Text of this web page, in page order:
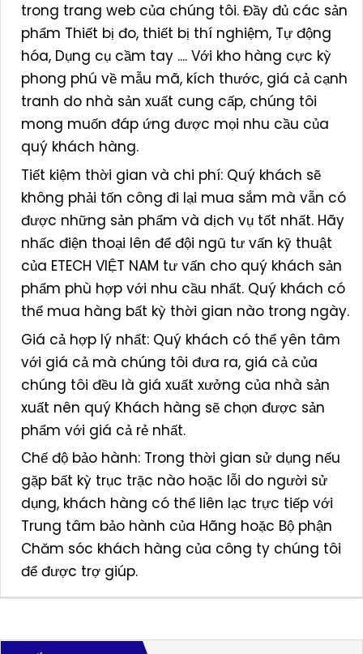
trong trang web của chúng tôi. Đầy đủ các sản
phẩm Thiết bị đo, thiết bị thí nghiệm, Tự động
hóa, Dụng cụ cầm tay .... Với kho hàng cực kỳ
phong phú về mẫu mã, kích thước, giá cả cạnh
tranh do nhà sản xuất cung cấp, chúng tôi
mong muốn đáp ứng được mọi nhu cầu của
quý khách hàng.
Tiết kiệm thời gian và chi phí: Quý khách sẽ
không phải tốn công đi lại mua sắm mà vẫn có
được những sản phẩm và dịch vụ tốt nhất. Hãy
nhấc điện thoại lên để đội ngũ tư vấn kỹ thuật
của ETECH VIỆT NAM tư vấn cho quý khách sản
phẩm phù hợp với nhu cầu nhất. Quý khách có
thể mua hàng bất kỳ thời gian nào trong ngày.
Giá cả hợp lý nhất: Quý khách có thể yên tâm
với giá cả mà chúng tôi đưa ra, giá cả của
chúng tôi đều là giá xuất xưởng của nhà sản
xuất nên quý Khách hàng sẽ chọn được sản
phẩm với giá cả rẻ nhất.
Chế độ bảo hành: Trong thời gian sử dụng nếu
gặp bất kỳ trục trặc nào hoặc lỗi do người sử
dụng, khách hàng có thể liên lạc trực tiếp với
Trung tâm bảo hành của Hãng hoặc Bộ phận
Chăm sóc khách hàng của công ty chúng tôi
để được trợ giúp.